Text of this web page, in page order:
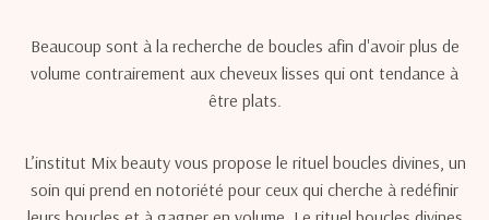
Beaucoup sont à la recherche de boucles afin d'avoir plus de
volume contrairement aux cheveux lisses qui ont tendance à
être plats.
L’institut Mix beauty vous propose le rituel boucles divines, un
soin qui prend en notoriété pour ceux qui cherche à redéfinir